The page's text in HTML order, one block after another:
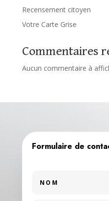
Recensement citoyen
Votre Carte Grise
Commentaires
Aucun commentaire à
Formulaire de